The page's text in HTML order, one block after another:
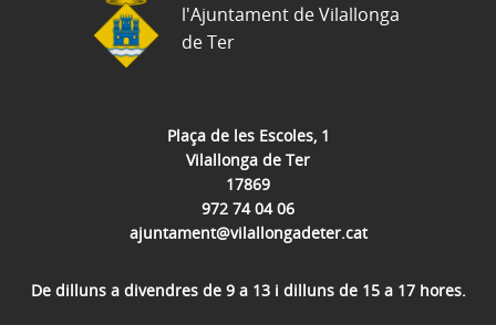
Plaça de les Escoles, 1
Vilallonga de Ter
17869
972 74 04 06
ajuntament@vilallongadeter.cat
De dilluns a divendres de 9 a 13 i dilluns de 15 a 17 hores.
l'Ajuntament de Vilallonga
de Ter